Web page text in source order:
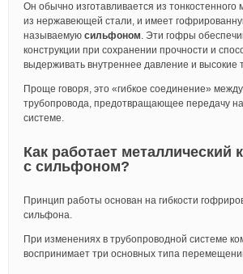
Он обычно изготавливается из тонкостенного
из нержавеющей стали, и имеет
называемую сильфоном. Эти гофры
конструкции при сохранении прочности и
выдерживать внутреннее давление и высокие
Проще говоря, это «гибкое соединение»
трубопровода, предотвращающее передачу
системе.
Как работает металлический
с сильфоном?
Принцип работы основан на гибкости
сильфона.
При изменениях в трубопроводной системе
воспринимает три основных типа